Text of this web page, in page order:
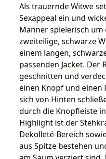
Als trauernde Witwe
Sexappeal ein und
Männer spielerisch um
zweiteilige, schwarze
einem langen,
passenden Jacket. Der
geschnitten und
einen Knopf und einen
sich von Hinten
durch die Knopfleiste
Highlight ist der
Dekolleté-Bereich
aus Spitze bestehen